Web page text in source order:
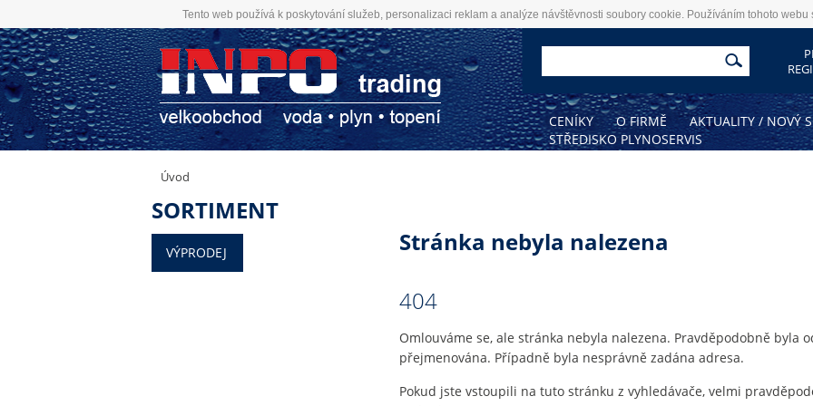
Tento web používá k poskytování služeb, personalizaci reklam a analýze návštěvnosti soubory cookie. Používáním tohoto
CENÍKY O FIRMĚ
AKTUALITY / NOVÝ
STŘEDISKO PLYNOSERVIS
Úvod
SORTIMENT
VÝPRODEJ Stránka nebyla nalezena
404
Omlouváme se, ale stránka nebyla nalezena. Pravděpodobně byla
přejmenována. Případně byla nesprávně zadána adresa.
Pokud jste vstoupili na tuto stránku z vyhledávače, velmi